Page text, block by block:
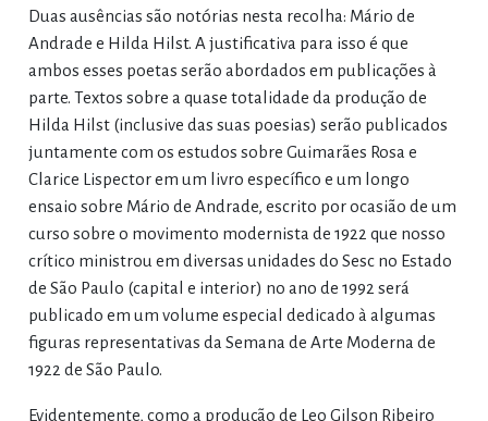
Duas ausências são notórias nesta recolha: Mário de
Andrade e Hilda Hilst. A justificativa para isso é que
ambos esses poetas serão abordados em publicações à
parte. Textos sobre a quase totalidade da produção de
Hilda Hilst (inclusive das suas poesias) serão publicados
juntamente com os estudos sobre Guimarães Rosa e
Clarice Lispector em um livro específico e um longo
ensaio sobre Mário de Andrade, escrito por ocasião de um
curso sobre o movimento modernista de 1922 que nosso
crítico ministrou em diversas unidades do Sesc no Estado
de São Paulo (capital e interior) no ano de 1992 será
publicado em um volume especial dedicado à algumas
figuras representativas da Semana de Arte Moderna de
1922 de São Paulo.
Evidentemente, como a produção de Leo Gilson Ribeiro